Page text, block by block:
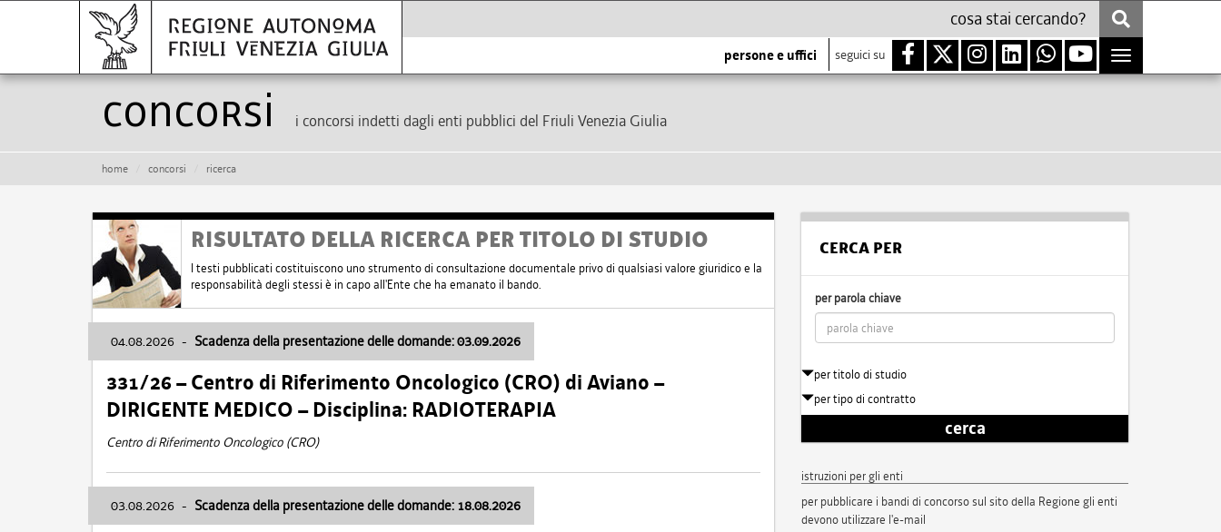
persone e uffici seguici su
Toggle
navigation
Concorsi i concorsi indetti dagli enti pubblici del Friuli Venezia Giulia
home concorsi ricerca
RISULTATO DELLA RICERCA PER TITOLO DI STUDIO
I testi pubblicati costituiscono uno strumento di consultazione documentale privo di qualsiasi valore giuridico e la
responsabilità degli stessi è in capo all'Ente che ha emanato il bando.
04.08.2026 - Scadenza della presentazione delle domande: 03.09.2026
331/26 – Centro di Riferimento Oncologico (CRO) di Aviano –
DIRIGENTE MEDICO – Disciplina: RADIOTERAPIA
Centro di Riferimento Oncologico (CRO)
03.08.2026 - Scadenza della presentazione delle domande: 18.08.2026
CERCA PER
per parola chiave
per titolo di studio
per tipo di contratto
cerca
istruzioni per gli enti
per pubblicare i bandi di concorso sul sito della Regione gli enti
devono utilizzare l'e-mail